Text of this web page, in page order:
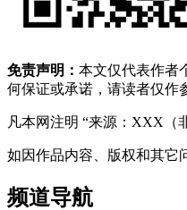
免责声明： 本文仅代表作者
何保证或承诺，请读者仅作
凡本网注明 “来源：XXX（
如因作品内容、版权和其它
频道导航